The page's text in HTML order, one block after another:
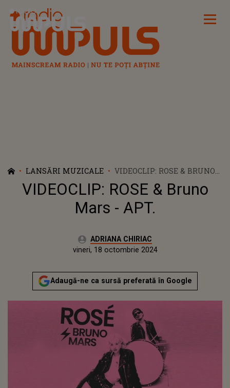
Radio Impuls
LANSĂRI MUZICALE
VIDEOCLIP: ROSE & BRUNO
MARS - APT.
VIDEOCLIP: ROSE & Bruno
Mars - APT.
Autor:ADRIANA CHIRIAC
vineri, 18 octombrie 2024Actualizat:
vineri, 18 octombrie 2024
Adaugă-ne ca sursă preferată în Google